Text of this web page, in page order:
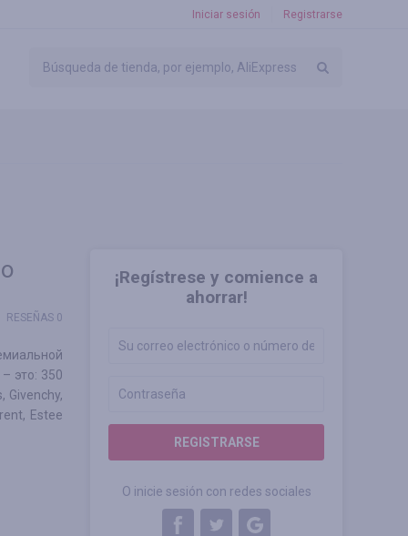
Iniciar sesión Registrarse
¡Regístrese y comience a
ahorrar!
REGISTRARSE
O inicie sesión con redes sociales
RESEÑAS 0
это: 350
Givenchy,
Estee